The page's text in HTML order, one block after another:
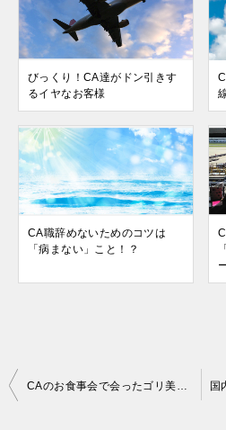
びっくり！CA達がドン引きす
るイヤなお客様
CA職辞めないためのコツは
「病まない」こと！？
投
CAのお食事会で会ったゴリ美のバースデー（F姉さん体験談）